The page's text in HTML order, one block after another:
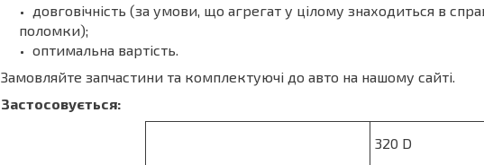
довговічність (за умови, що агрегат у цілому знаходиться в
поломки);
оптимальна вартість.
Замовляйте запчастини та комплектуючі до авто на нашому сайті.
Застосовується:
320 D